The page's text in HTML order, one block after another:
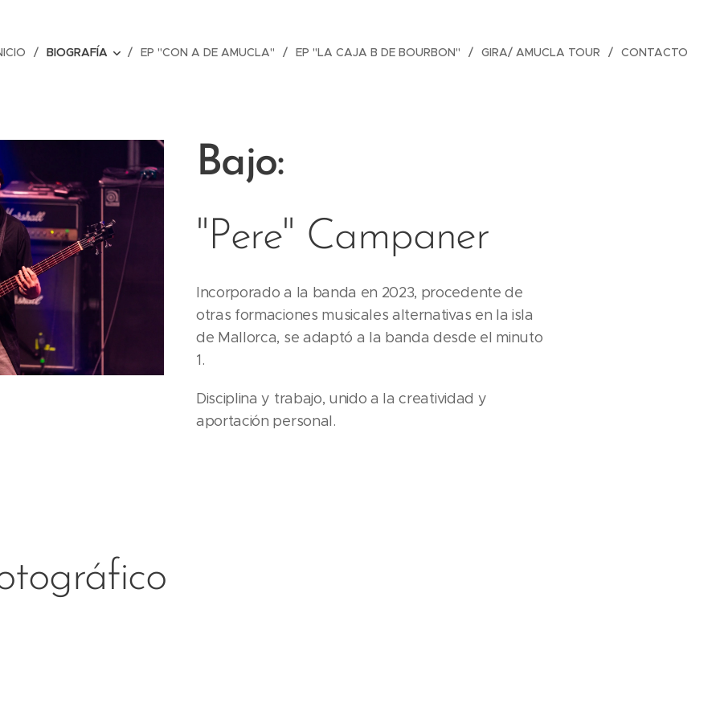
BIOGRAFÍA EP "CON A DE AMUCLA" EP "LA CAJA B DE BOURBON" GIRA/ AMUCLA TOUR CONTACTO
Bajo:
"Pere" Campaner
Incorporado a la banda en 2023, procedente de
otras formaciones musicales alternativas en la isla
de Mallorca, se adaptó a la banda desde el minuto
1.
Disciplina y trabajo, unido a la creatividad y
aportación personal.